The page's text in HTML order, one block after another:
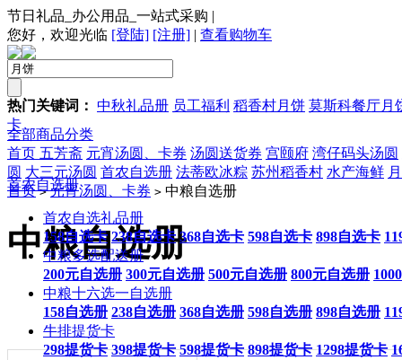
节日礼品_办公用品_一站式采购 |
您好，欢迎光临 [登陆] [注册] | 查看购物车
热门关键词： 中秋礼品册 员工福利 稻香村月饼 莫斯科餐厅月
卡
全部商品分类
首农自选册
首农自选礼品册
158自选卡 238自选卡 368自选卡 598自选卡 898自选卡
中粮多选配送册
200元自选册 300元自选册 500元自选册 800元自选册
中粮十六选一自选册
158自选册 238自选册 368自选册 598自选册 898自选册
牛排提货卡
298提货卡 398提货卡 598提货卡 898提货卡 1298提货卡
首页 五芳斋 元宵汤圆、卡券 汤圆送货券 宫颐府 湾仔码头汤圆
圆 大三元汤圆 首农自选册 法蒂欧冰粽 苏州稻香村 水产海鲜
首页 > 元宵汤圆、卡券 > 中粮自选册
中粮自选册